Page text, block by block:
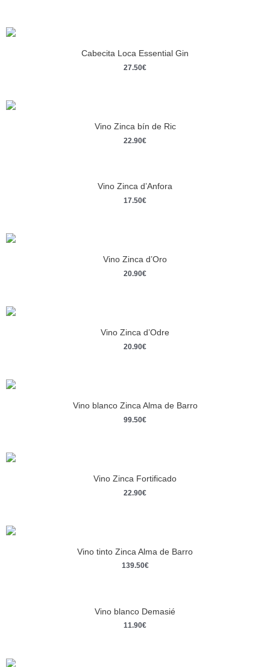
Cabecita Loca Essential Gin
27.50€
Vino Zinca bín de Ric
22.90€
Vino Zinca d’Anfora
17.50€
Vino Zinca d’Oro
20.90€
Vino Zinca d’Odre
20.90€
Vino blanco Zinca Alma de Barro
99.50€
Vino Zinca Fortificado
22.90€
Vino tinto Zinca Alma de Barro
139.50€
Vino blanco Demasié
11.90€